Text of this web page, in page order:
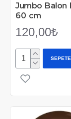
Jumbo Balon
60 cm
120,00₺